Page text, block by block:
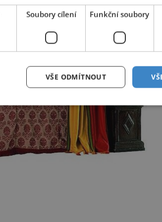
Soubory cílení Funkční soubory
VŠE ODMÍTNOUT